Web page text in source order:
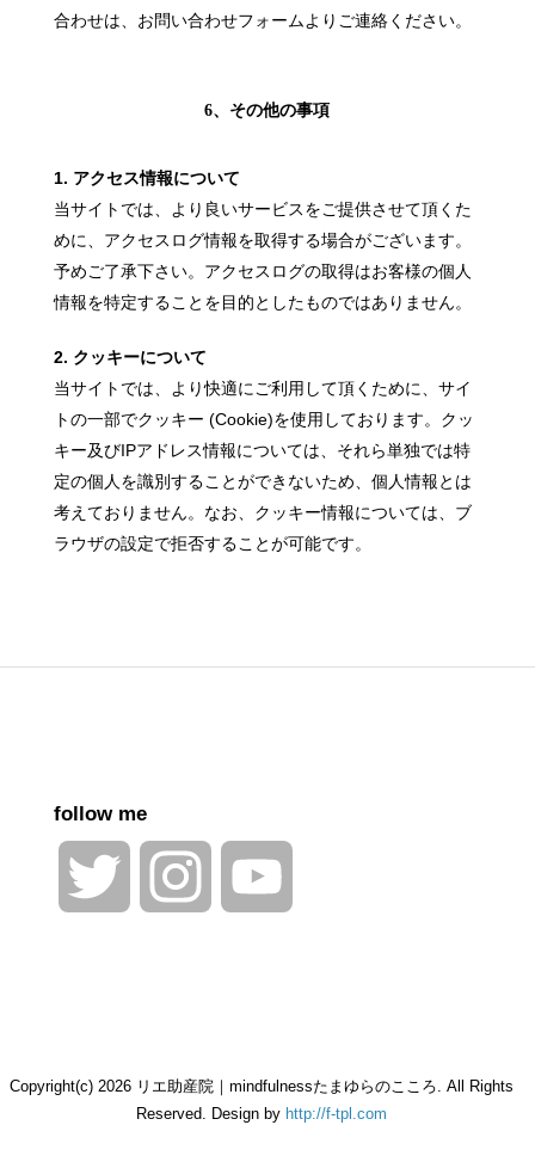
合わせは、お問い合わせフォームよりご連絡ください。
6、その他の事項
1. アクセス情報について
当サイトでは、より良いサービスをご提供させて頂くた
めに、アクセスログ情報を取得する場合がございます。
予めご了承下さい。アクセスログの取得はお客様の個人
情報を特定することを目的としたものではありません。
2. クッキーについて
当サイトでは、より快適にご利用して頂くために、サイ
トの一部でクッキー (Cookie)を使用しております。クッ
キー及びIPアドレス情報については、それら単独では特
定の個人を識別することができないため、個人情報とは
考えておりません。なお、クッキー情報については、ブ
ラウザの設定で拒否することが可能です。
follow me
Twitter Instagram
Copyright(c) 2026 リエ助産院｜mindfulnessたまゆらのこころ. All Rights
Reserved. Design by http://f-tpl.com